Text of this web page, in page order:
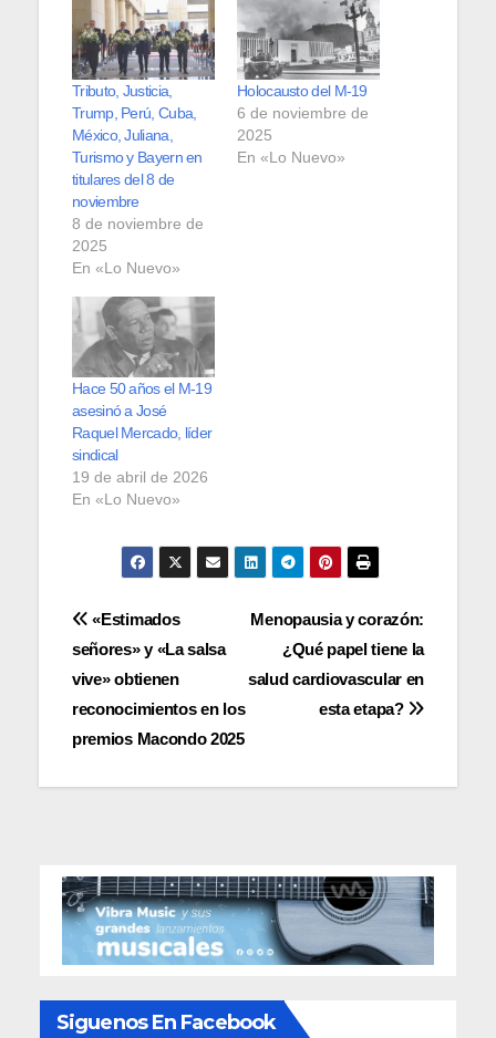
Tributo, Justicia,
Trump, Perú, Cuba,
México, Juliana,
Turismo y Bayern en
titulares del 8 de
noviembre
8 de noviembre de
2025
En «Lo Nuevo»
Holocausto del M-19
6 de noviembre de
2025
En «Lo Nuevo»
Hace 50 años el M-19
asesinó a José
Raquel Mercado, líder
sindical
19 de abril de 2026
En «Lo Nuevo»
Navegación
de
entradas
Menopausia y corazón:
¿Qué papel tiene la
salud cardiovascular en
esta etapa?
«Estimados
señores» y «La salsa
vive» obtienen
reconocimientos en los
premios Macondo 2025
Siguenos En Facebook